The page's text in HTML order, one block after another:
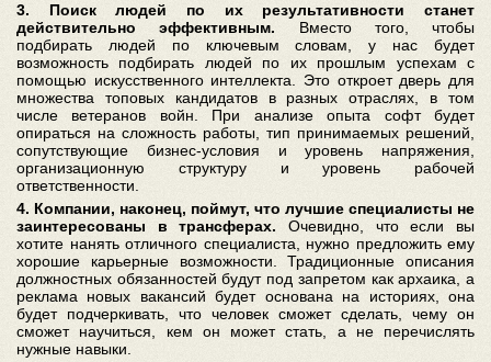
3. Поиск людей по их результативности станет
действительно эффективным. Вместо того, чтобы
подбирать людей по ключевым словам, у нас будет
возможность подбирать людей по их прошлым успехам с
помощью искусственного интеллекта. Это откроет дверь для
множества топовых кандидатов в разных отраслях, в том
числе ветеранов войн. При анализе опыта софт будет
опираться на сложность работы, тип принимаемых решений,
сопутствующие бизнес-условия и уровень напряжения,
организационную структуру и уровень рабочей
ответственности.
4. Компании, наконец, поймут, что лучшие специалисты не
заинтересованы в трансферах. Очевидно, что если вы
хотите нанять отличного специалиста, нужно предложить ему
хорошие карьерные возможности. Традиционные описания
должностных обязанностей будут под запретом как архаика, а
реклама новых вакансий будет основана на историях, она
будет подчеркивать, что человек сможет сделать, чему он
сможет научиться, кем он может стать, а не перечислять
нужные навыки.